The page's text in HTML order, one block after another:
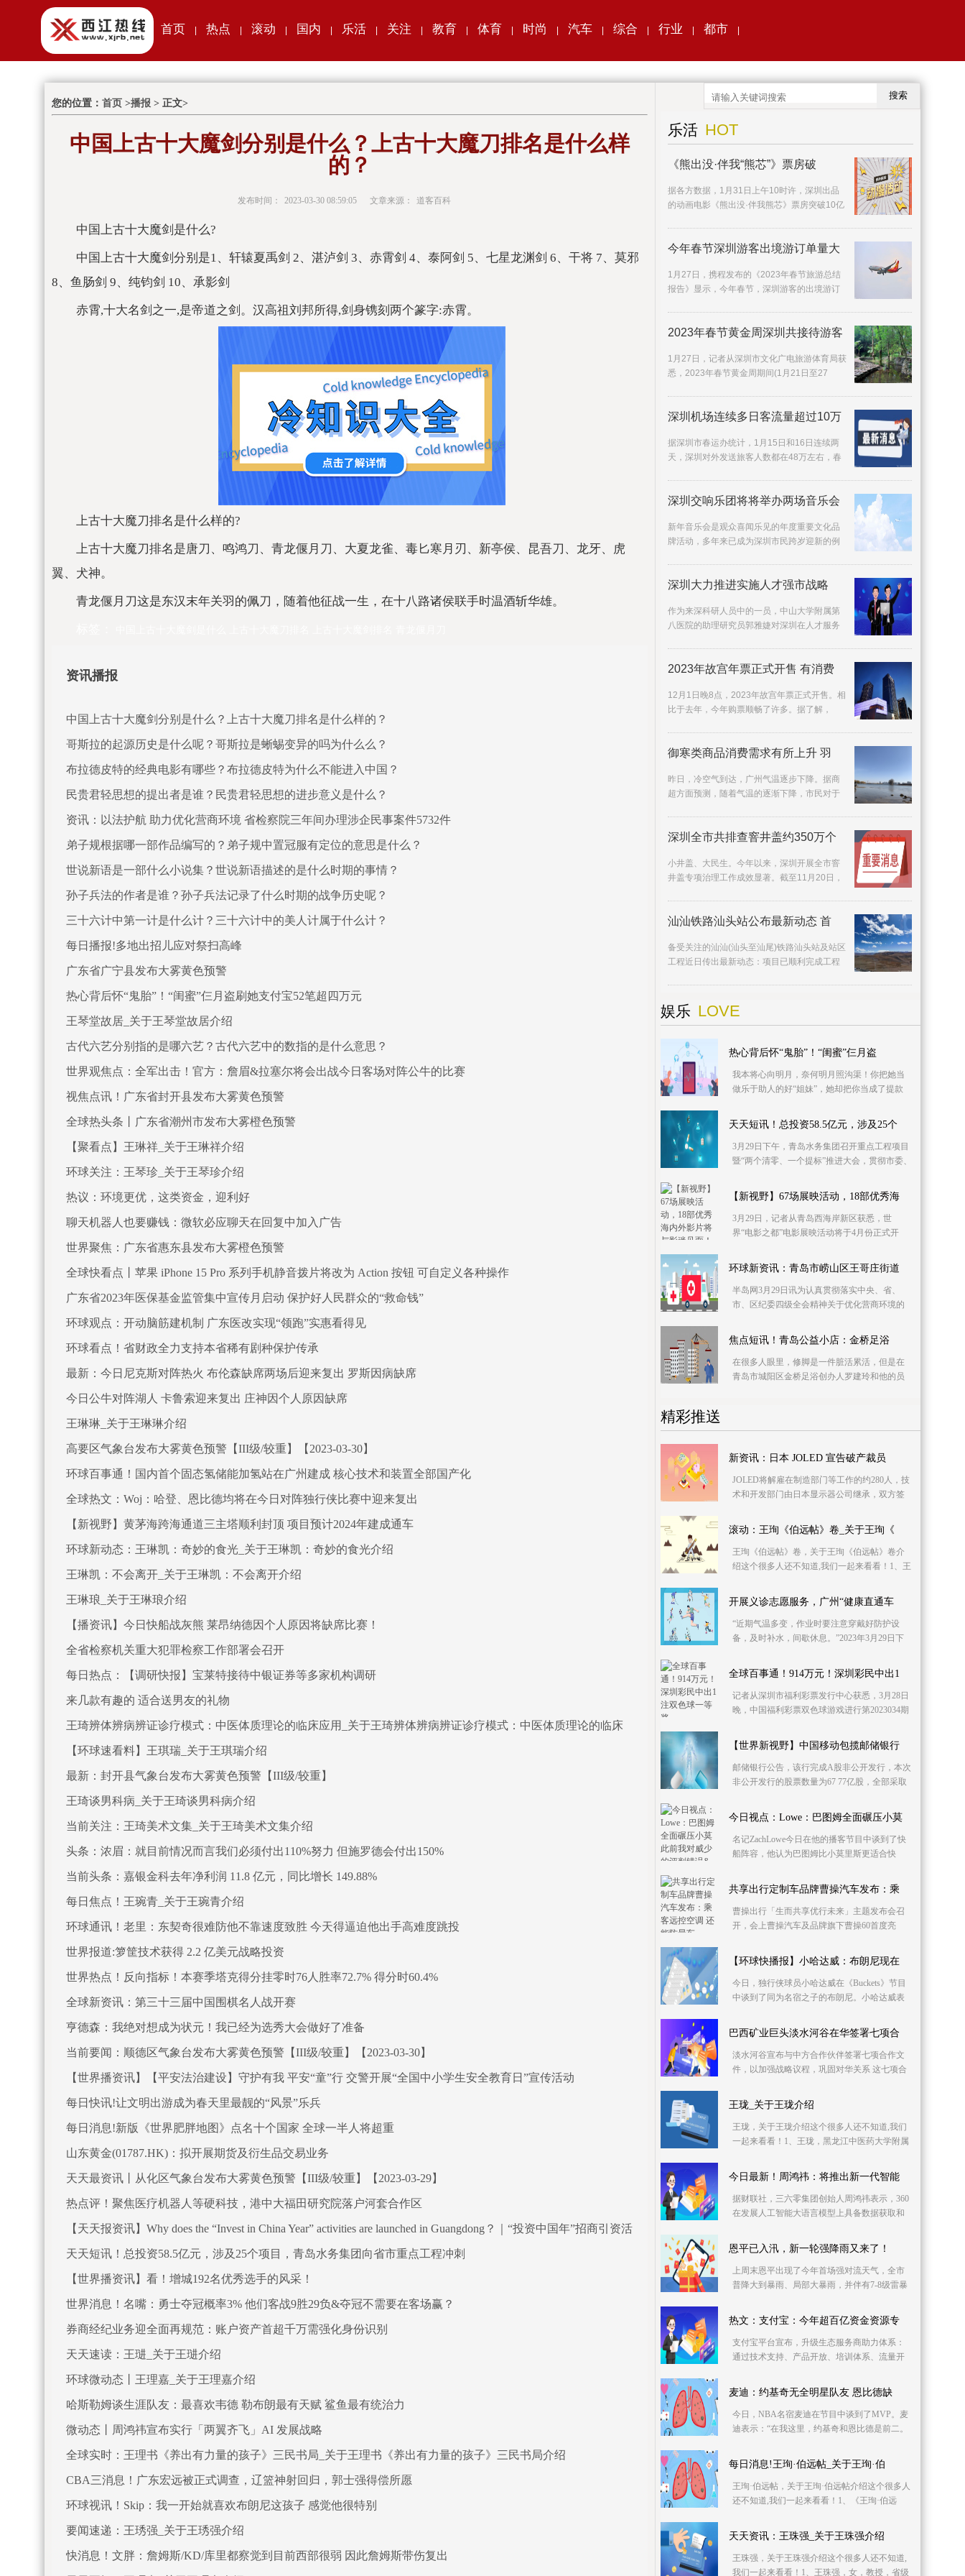
首页 热点 滚动 国内 乐活 关注 教育 体育 时尚 汽车 综合 行业 都市
您的位置： 首页 >播报 > 正文>
中国上古十大魔剑分别是什么？上古十大魔刀排名是什么样
的？
发布时间： 2023-03-30 08:59:05 文章来源： 道客百科
中国上古十大魔剑是什么?
中国上古十大魔剑分别是1、轩辕夏禹剑 2、湛泸剑 3、赤霄剑 4、泰阿剑 5、七星龙渊剑 6、干将 7、莫邪
8、鱼肠剑 9、纯钧剑 10、承影剑
赤霄,十大名剑之一,是帝道之剑。汉高祖刘邦所得,剑身镌刻两个篆字:赤霄。
上古十大魔刀排名是什么样的?
上古十大魔刀排名是唐刀、鸣鸿刀、青龙偃月刀、大夏龙雀、毒匕寒月刃、新亭侯、昆吾刀、龙牙、虎
翼、犬神。
青龙偃月刀这是东汉末年关羽的佩刀，随着他征战一生，在十八路诸侯联手时温酒斩华雄。
资讯播报
中国上古十大魔剑分别是什么？上古十大魔刀排名是什么样的？
哥斯拉的起源历史是什么呢？哥斯拉是蜥蜴变异的吗为什么么？
布拉德皮特的经典电影有哪些？布拉德皮特为什么不能进入中国？
民贵君轻思想的提出者是谁？民贵君轻思想的进步意义是什么？
资讯：以法护航 助力优化营商环境 省检察院三年间办理涉企民事案件5732件
弟子规根据哪一部作品编写的？弟子规中置冠服有定位的意思是什么？
世说新语是一部什么小说集？世说新语描述的是什么时期的事情？
孙子兵法的作者是谁？孙子兵法记录了什么时期的战争历史呢？
三十六计中第一计是什么计？三十六计中的美人计属于什么计？
每日播报!多地出招儿应对祭扫高峰
广东省广宁县发布大雾黄色预警
热心背后怀“鬼胎”！“闺蜜”仨月盗刷她支付宝52笔超四万元
王琴堂故居_关于王琴堂故居介绍
古代六艺分别指的是哪六艺？古代六艺中的数指的是什么意思？
世界观焦点：全军出击！官方：詹眉&拉塞尔将会出战今日客场对阵公牛的比赛
视焦点讯！广东省封开县发布大雾黄色预警
全球热头条丨广东省潮州市发布大雾橙色预警
【聚看点】王琳祥_关于王琳祥介绍
环球关注：王琴珍_关于王琴珍介绍
热议：环境更优，这类资金，迎利好
聊天机器人也要赚钱：微软必应聊天在回复中加入广告
世界聚焦：广东省惠东县发布大雾橙色预警
全球快看点丨苹果 iPhone 15 Pro 系列手机静音拨片将改为 Action 按钮 可自定义各种操作
广东省2023年医保基金监管集中宣传月启动 保护好人民群众的“救命钱”
环球观点：开动脑筋建机制 广东医改实现“领跑”实惠看得见
环球看点！省财政全力支持本省稀有剧种保护传承
最新：今日尼克斯对阵热火 布伦森缺席两场后迎来复出 罗斯因病缺席
今日公牛对阵湖人 卡鲁索迎来复出 庄神因个人原因缺席
王琳琳_关于王琳琳介绍
高要区气象台发布大雾黄色预警【III级/较重】【2023-03-30】
环球百事通！国内首个固态氢储能加氢站在广州建成 核心技术和装置全部国产化
全球热文：Woj：哈登、恩比德均将在今日对阵独行侠比赛中迎来复出
【新视野】黄茅海跨海通道三主塔顺利封顶 项目预计2024年建成通车
环球新动态：王琳凯：奇妙的食光_关于王琳凯：奇妙的食光介绍
王琳凯：不会离开_关于王琳凯：不会离开介绍
王琳琅_关于王琳琅介绍
【播资讯】今日快船战灰熊 莱昂纳德因个人原因将缺席比赛！
全省检察机关重大犯罪检察工作部署会召开
每日热点：【调研快报】宝莱特接待中银证券等多家机构调研
来几款有趣的 适合送男友的礼物
王琦辨体辨病辨证诊疗模式：中医体质理论的临床应用_关于王琦辨体辨病辨证诊疗模式：中医体质理论的临床
应用介绍
【环球速看料】王琪瑞_关于王琪瑞介绍
最新：封开县气象台发布大雾黄色预警【III级/较重】
王琦谈男科病_关于王琦谈男科病介绍
当前关注：王琦美术文集_关于王琦美术文集介绍
头条：浓眉：就目前情况而言我们必须付出110%努力 但施罗德会付出150%
当前头条：嘉银金科去年净利润 11.8 亿元，同比增长 149.88%
每日焦点！王琬青_关于王琬青介绍
环球通讯！老里：东契奇很难防他不靠速度致胜 今天得逼迫他出手高难度跳投
世界报道:箩筐技术获得 2.2 亿美元战略投资
世界热点！反向指标！本赛季塔克得分挂零时76人胜率72.7% 得分时60.4%
全球新资讯：第三十三届中国围棋名人战开赛
亨德森：我绝对想成为状元！我已经为选秀大会做好了准备
当前要闻：顺德区气象台发布大雾黄色预警【III级/较重】【2023-03-30】
【世界播资讯】【平安法治建设】守护有我 平安“童”行 交警开展“全国中小学生安全教育日”宣传活动
每日快讯!让文明出游成为春天里最靓的“风景”乐兵
每日消息!新版《世界肥胖地图》点名十个国家 全球一半人将超重
山东黄金(01787.HK)：拟开展期货及衍生品交易业务
天天最资讯丨从化区气象台发布大雾黄色预警【III级/较重】【2023-03-29】
热点评！聚焦医疗机器人等硬科技，港中大福田研究院落户河套合作区
【天天报资讯】Why does the “Invest in China Year” activities are launched in Guangdong？｜“投资中国年”招商引资活
动启动，为何选在广东？
天天短讯！总投资58.5亿元，涉及25个项目，青岛水务集团向省市重点工程冲刺
【世界播资讯】看！增城192名优秀选手的风采！
世界消息！名嘴：勇士夺冠概率3% 他们客战9胜29负&夺冠不需要在客场赢？
券商经纪业务迎全面再规范：账户资产首超千万需强化身份识别
天天速读：王琎_关于王琎介绍
环球微动态丨王理嘉_关于王理嘉介绍
哈斯勒姆谈生涯队友：最喜欢韦德 勒布朗最有天赋 鲨鱼最有统治力
微动态丨周鸿祎宣布实行「两翼齐飞」AI 发展战略
全球实时：王理书《养出有力量的孩子》三民书局_关于王理书《养出有力量的孩子》三民书局介绍
CBA三消息！广东宏远被正式调查，辽篮神射回归，郭士强得偿所愿
环球视讯！Skip：我一开始就喜欢布朗尼这孩子 感觉他很特别
要闻速递：王琇强_关于王琇强介绍
快消息！文胖：詹姆斯/KD/库里都察觉到目前西部很弱 因此詹姆斯带伤复出
搜索
乐活 HOT
《熊出没·伴我“熊芯”》票房破
据各方数据，1月31日上午10时许，深圳出品
的动画电影《熊出没·伴我熊芯》票房突破10亿
今年春节深圳游客出境游订单量大
1月27日，携程发布的《2023年春节旅游总结
报告》显示，今年春节，深圳游客的出境游订
2023年春节黄金周深圳共接待游客
1月27日，记者从深圳市文化广电旅游体育局获
悉，2023年春节黄金周期间(1月21日至27
深圳机场连续多日客流量超过10万
据深圳市春运办统计，1月15日和16日连续两
天，深圳对外发送旅客人数都在48万左右，春
深圳交响乐团将将举办两场音乐会
新年音乐会是观众喜闻乐见的年度重要文化品
牌活动，多年来已成为深圳市民跨岁迎新的例
深圳大力推进实施人才强市战略
作为来深科研人员中的一员，中山大学附属第
八医院的助理研究员郭雅婕对深圳在人才服务
2023年故宫年票正式开售 有消费
12月1日晚8点，2023年故宫年票正式开售。相
比于去年，今年购票顺畅了许多。据了解，
御寒类商品消费需求有所上升 羽
昨日，冷空气到达，广州气温逐步下降。据商
超方面预测，随着气温的逐渐下降，市民对于
深圳全市共排查窨井盖约350万个
小井盖、大民生。今年以来，深圳开展全市窨
井盖专项治理工作成效显著。截至11月20日，
汕汕铁路汕头站公布最新动态 首
备受关注的汕汕(汕头至汕尾)铁路汕头站及站区
工程近日传出最新动态：项目已顺利完成工程
娱乐 LOVE
热心背后怀“鬼胎”！“闺蜜”仨月盗
我本将心向明月，奈何明月照沟渠！你把她当
做乐于助人的好“姐妹”，她却把你当成了提款
被盗刷5
天天短讯！总投资58.5亿元，涉及25个
3月29日下午，青岛水务集团召开重点工程项目
暨“两个清零、一个提标”推进大会，贯彻市委、
署，全面
【新视野】67场展映活动，18部优秀海
3月29日，记者从青岛西海岸新区获悉，世
界“电影之都”电影展映活动将于4月份正式开
影视“走出去”
环球新资讯：青岛市崂山区王哥庄街道
半岛网3月29日讯为认真贯彻落实中央、省、
市、区纪委四级全会精神关于优化营商环境的
区委、街道党工
焦点短讯！青岛公益小店：金桥足浴
在很多人眼里，修脚是一件脏活累活，但是在
青岛市城阳区金桥足浴创办人罗建玲和他的员
精彩推送
新资讯：日本 JOLED 宣告破产裁员
JOLED将解雇在制造部门等工作的约280人，技
术和开发部门由日本显示器公司继承，双方签
经济新闻
滚动：王珣《伯远帖》卷_关于王珣《
王珣《伯远帖》卷，关于王珣《伯远帖》卷介
绍这个很多人还不知道,我们一起来看看！1、王
唯一墨迹真
开展义诊志愿服务，广州“健康直通车
“近期气温多变，作业时要注意穿戴好防护设
备，及时补水，间歇休息。”2023年3月29日下
工地里，广州
全球百事通！914万元！深圳彩民中出1
记者从深圳市福利彩票发行中心获悉，3月28日
晚，中国福利彩票双色球游戏进行第2023034期
机选票，奖
【世界新视野】中国移动包揽邮储银行
邮储银行公告，该行完成A股非公开发行，本次
非公开发行的股票数量为67 77亿股，全部采取
集资金总额
今日视点：Lowe：巴图姆全面碾压小莫
名记ZachLowe今日在他的播客节目中谈到了快
船阵容，他认为巴图姆比小莫里斯更适合快
道：“巴图姆的表
共享出行定制车品牌曹操汽车发布：乘
曹操出行「生而共享优行未来」主题发布会召
开，会上曹操汽车及品牌旗下曹操60首度亮
防晕车功能 曹
【环球快播报】小哈达威：布朗尼现在
今日，独行侠球员小哈达威在《Buckets》节目
中谈到了同为名宿之子的布朗尼。小哈达威表
就和NBA球
巴西矿业巨头淡水河谷在华签署七项合
淡水河谷宣布与中方合作伙伴签署七项合作文
件，以加强战略议程，巩固对华关系 这七项合
淡水河谷印
王珑_关于王珑介绍
王珑，关于王珑介绍这个很多人还不知道,我们
一起来看看！1、王珑，黑龙江中医药大学附属
师，硕士研
今日最新！周鸿祎：将推出新一代智能
据财联社，三六零集团创始人周鸿祎表示，360
在发展人工智能大语言模型上具备数据获取和
核心优势，将
恩平已入汛，新一轮强降雨又来了！
上周末恩平出现了今年首场强对流天气，全市
普降大到暴雨、局部大暴雨，并伴有7-8级雷暴
量105 4毫米
热文：支付宝：今年超百亿资金资源专
支付宝平台宣布，升级生态服务商助力体系：
通过技术支持、产品开放、培训体系、流量开
持，帮服务商实
麦迪：约基奇无全明星队友 恩比德缺
今日，NBA名宿麦迪在节目中谈到了MVP。麦
迪表示：“在我这里，约基奇和恩比德是前二。
他没有全明星
每日消息!王珣·伯远帖_关于王珣·伯
王珣·伯远帖，关于王珣·伯远帖介绍这个很多人
还不知道,我们一起来看看！1、《王珣·伯远
者是朱天
天天资讯：王珠强_关于王珠强介绍
王珠强，关于王珠强介绍这个很多人还不知道,
我们一起来看看！1、王珠强，女，教授，省级